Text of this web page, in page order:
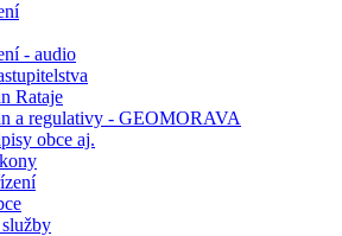
- audio
Rataje
a regulativy - GEOMORAVA
obce aj.